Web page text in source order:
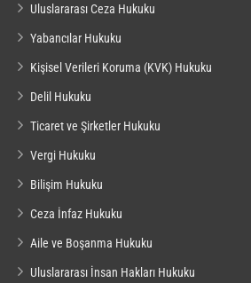
Uluslararası Ceza Hukuku
Yabancılar Hukuku
Kişisel Verileri Koruma (KVK) Hukuku
Delil Hukuku
Ticaret ve Şirketler Hukuku
Vergi Hukuku
Bilişim Hukuku
Ceza İnfaz Hukuku
Aile ve Boşanma Hukuku
Uluslararası İnsan Hakları Hukuku